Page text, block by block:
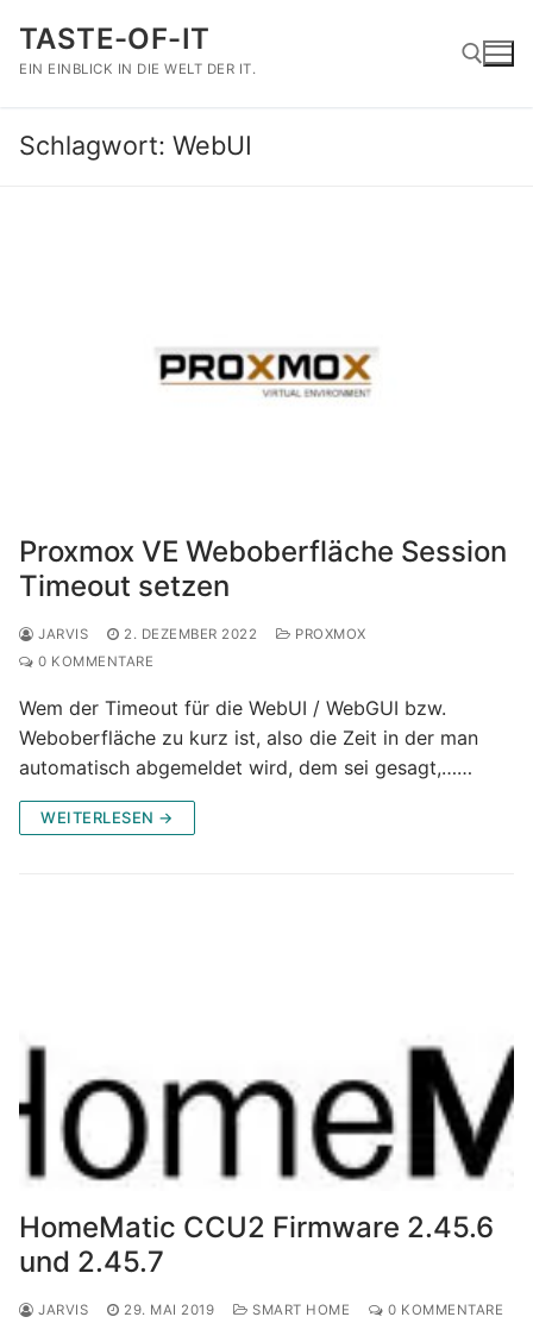
Inhalt
springen
TASTE-OF-IT
EIN EINBLICK IN DIE WELT DER IT.
Schlagwort: WebUI
Proxmox VE Weboberfläche Session
Timeout setzen
JARVIS 2. DEZEMBER 2022
PROXMOX
0 KOMMENTARE
Wem der Timeout für die WebUI / WebGUI bzw.
Weboberfläche zu kurz ist, also die Zeit in der man
automatisch abgemeldet wird, dem sei gesagt,……
WEITERLESEN →
HomeMatic CCU2 Firmware 2.45.6
und 2.45.7
JARVIS 29. MAI 2019 SMART HOME 0 KOMMENTARE